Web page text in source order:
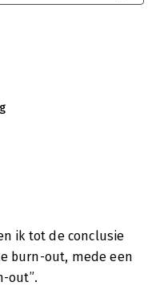
ik tot de conclusie
burn-out, mede een
out”.